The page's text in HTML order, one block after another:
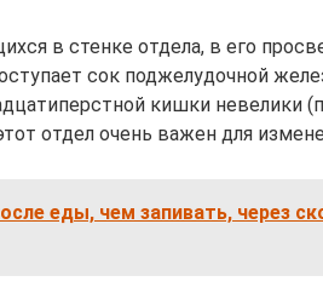
в стенке отдела, в его
сок поджелудочной
кишки невелики
отдел очень важен для
еды, чем запивать, через